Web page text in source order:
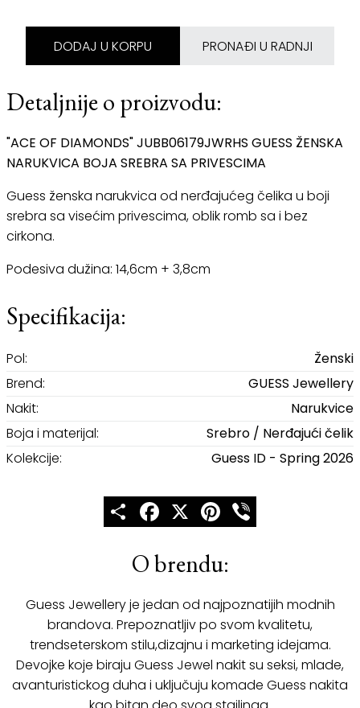
DODAJ U KORPU PRONAĐI U RADNJI
Detaljnije o proizvodu:
"ACE OF DIAMONDS" JUBB06179JWRHS GUESS ŽENSKA
NARUKVICA BOJA SREBRA SA PRIVESCIMA
Guess ženska narukvica od nerđajućeg čelika u boji
srebra sa visećim privescima, oblik romb sa i bez
cirkona.
Podesiva dužina: 14,6cm + 3,8cm
Specifikacija:
Pol:
Ženski
Brend:
GUESS Jewellery
Nakit:
Narukvice
Boja i materijal:
Srebro / Nerđajući čelik
Kolekcije:
Guess ID - Spring 2026
ShareFacebook
X Pinterest
O brendu:
Guess Jewellery je jedan od najpoznatijih modnih
brandova. Prepoznatljiv po svom kvalitetu,
trendseterskom stilu,dizajnu i marketing idejama.
Devojke koje biraju Guess Jewel nakit su seksi, mlade,
avanturistickog duha i uključuju komade Guess nakita